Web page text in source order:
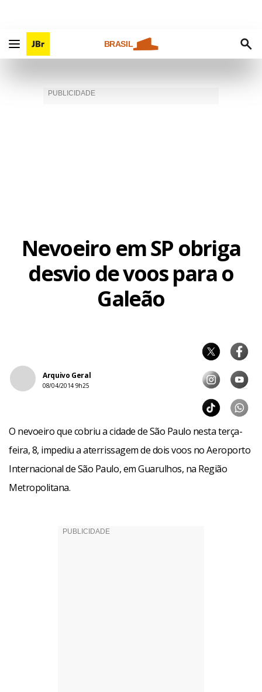
BRASIL
Nevoeiro em SP obriga
desvio de voos para o
Galeão
Arquivo Geral
08/04/2014 9h25
O nevoeiro que cobriu a cidade de São Paulo nesta terça-
feira, 8, impediu a aterrissagem de dois voos no Aeroporto
Internacional de São Paulo, em Guarulhos, na Região
Metropolitana.